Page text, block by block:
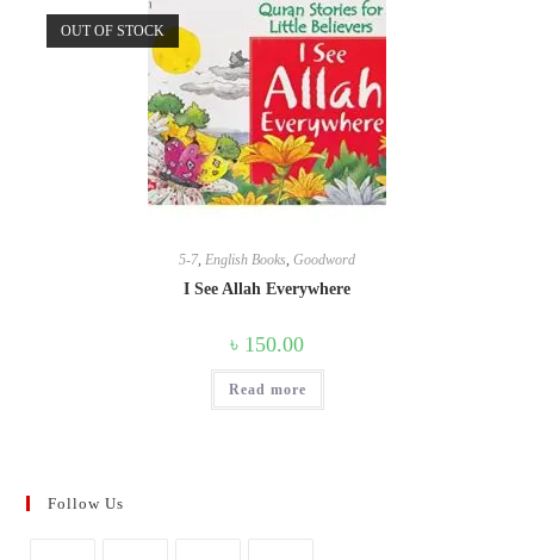
OUT OF STOCK
5-7, English Books, Goodword
I See Allah Everywhere
৳ 150.00
Read more
Follow Us